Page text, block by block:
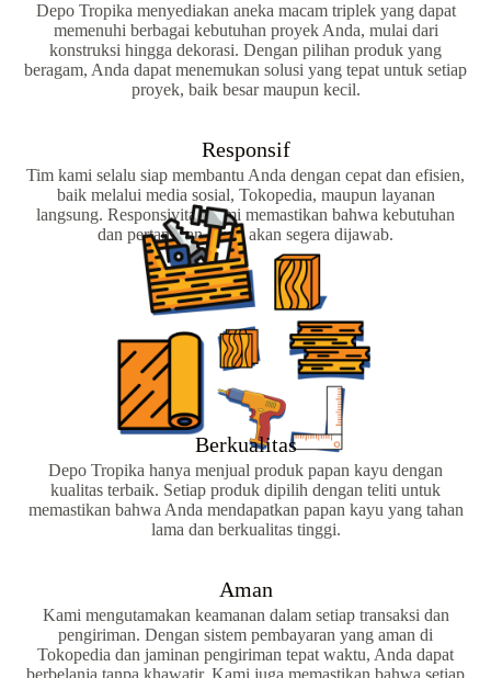
Depo Tropika menyediakan aneka macam triplek yang dapat
memenuhi berbagai kebutuhan proyek Anda, mulai dari
konstruksi hingga dekorasi. Dengan pilihan produk yang
beragam, Anda dapat menemukan solusi yang tepat untuk setiap
proyek, baik besar maupun kecil.
Responsif
Tim kami selalu siap membantu Anda dengan cepat dan efisien,
baik melalui media sosial, Tokopedia, maupun layanan
langsung. Responsivitas kami memastikan bahwa kebutuhan
dan pertanyaan Anda akan segera dijawab.
Berkualitas
Depo Tropika hanya menjual produk papan kayu dengan
kualitas terbaik. Setiap produk dipilih dengan teliti untuk
memastikan bahwa Anda mendapatkan papan kayu yang tahan
lama dan berkualitas tinggi.
Aman
Kami mengutamakan keamanan dalam setiap transaksi dan
pengiriman. Dengan sistem pembayaran yang aman di
Tokopedia dan jaminan pengiriman tepat waktu, Anda dapat
berbelanja tanpa khawatir. Kami juga memastikan bahwa setiap